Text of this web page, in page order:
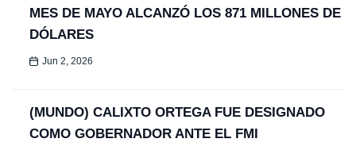
MES DE MAYO ALCANZÓ LOS 871 MILLONES DE
DÓLARES
Jun 2, 2026
(MUNDO) CALIXTO ORTEGA FUE DESIGNADO
COMO GOBERNADOR ANTE EL FMI